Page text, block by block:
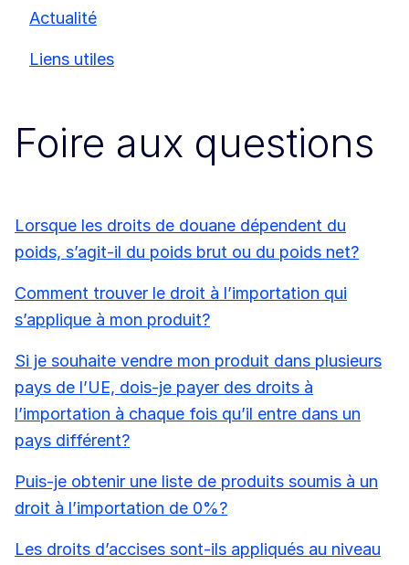
Actualité
Liens utiles
Foire aux questions
Lorsque les droits de douane dépendent du
poids, s’agit-il du poids brut ou du poids net?
Comment trouver le droit à l’importation qui
s’applique à mon produit?
Si je souhaite vendre mon produit dans plusieurs
pays de l’UE, dois-je payer des droits à
l’importation à chaque fois qu’il entre dans un
pays différent?
Puis-je obtenir une liste de produits soumis à un
droit à l’importation de 0%?
Les droits d’accises sont-ils appliqués au niveau